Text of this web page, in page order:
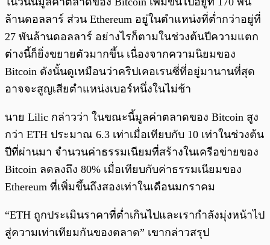
ล้านดอลลาร์ ส่วน Ethereum อยู่ในตำแหน่งที่ต่ำกว่าอยู่ที่
27 พันล้านดอลลาร์ อย่างไรก็ตามในช่วงต้นปีความแตก
ต่างนี้ก็ยิ่งขยายตัวมากขึ้น เนื่องจากความนิยมของ
Bitcoin ดังนั้นดูเหมือนว่าคริปเคอเรนซี่ที่อยู่มานานที่สุด
อาจจะสูญเสียตำแหน่งเบอร์หนึ่งในไม่ช้า
นาย Lilic กล่าวว่า ในขณะนี้มูลค่าตลาดของ Bitcoin สูง
กว่า ETH ประมาณ 6.3 เท่าเมื่อเทียบกับ 10 เท่าในช่วงต้น
ปีที่ผ่านมา จำนวนค่าธรรมเนียมที่สร้างในเครือข่ายของ
Bitcoin ลดลงถึง 80% เมื่อเทียบกับค่าธรรมเนียมของ
Ethereum ที่เพิ่มขึ้นถึงสองเท่าในเดือนมกราคม
“ETH ถูกประเมินราคาที่ต่ำเกินไปและเรากำลังมุ่งหน้าไป
สู่ความเท่าเทียมกันของตลาด” เขากล่าวสรุป